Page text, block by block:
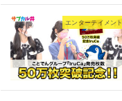
エンターテイメント